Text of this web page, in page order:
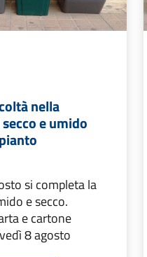
nella
e umido
si completa la
e secco.
e cartone
8 agosto